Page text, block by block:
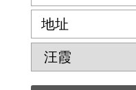
地址